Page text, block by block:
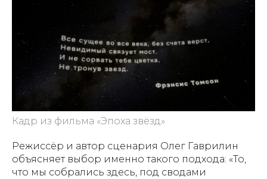
Кадр из фильма «Эпоха звёзд»
Режиссёр и автор сценария Олег Гаврилин
объясняет выбор именно такого подхода: «То,
что мы собрались здесь, под сводами